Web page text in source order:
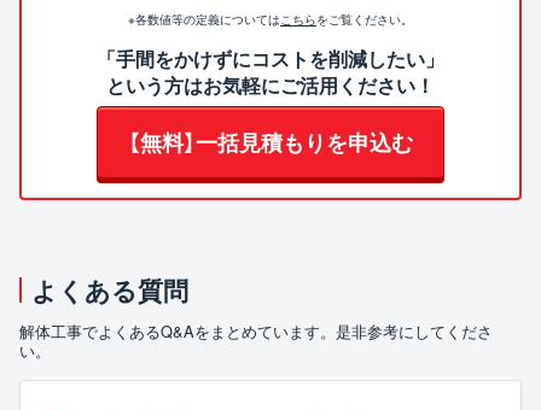
※各数値等の定義については こちらをご覧ください。
「手間をかけずにコストを削減したい」
という方はお気軽にご活用ください！
【無料】一括見積もりを申込む
よくある質問
解体工事でよくあるQ&Aをまとめています。是非参考にしてくださ
い。